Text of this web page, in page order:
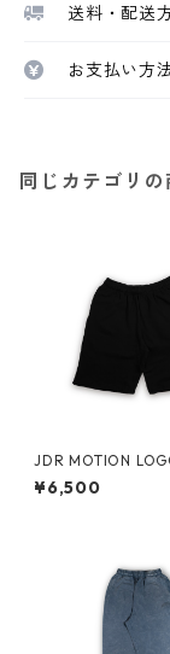
送料・配送
お支払い方
同じカテゴリの
JDR MOTION
shorts
¥6,500